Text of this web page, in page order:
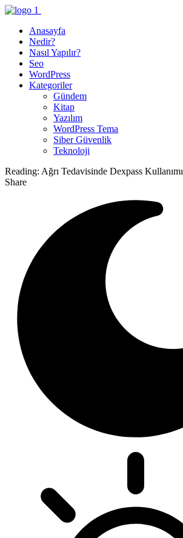
Anasayfa
Nedir?
Nasıl Yapılır?
Seo
WordPress
Kategoriler
Gündem
Kitap
Yazılım
WordPress Tema
Siber Güvenlik
Teknoloji
Reading: Ağrı Tedavisinde Dexpass Kullanımı
Share